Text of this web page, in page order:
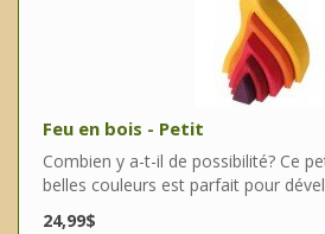
Feu en bois - Petit
Combien y a-t-il de possibilité? Ce
belles couleurs est parfait pour
24,99$